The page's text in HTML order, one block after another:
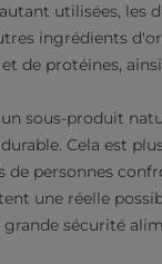
utilisées, les
ingrédients
de protéines,
sous-produit
Cela est
personnes
une réelle
sécurité